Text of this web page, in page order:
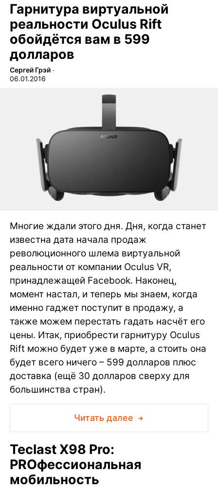
Гарнитура виртуальной
реальности Oculus Rift
обойдётся вам в 599
долларов
Сергей Грэй ∙
06.01.2016
Многие ждали этого дня. Дня, когда станет
известна дата начала продаж
революционного шлема виртуальной
реальности от компании Oculus VR,
принадлежащей Facebook. Наконец,
момент настал, и теперь мы знаем, когда
именно гаджет поступит в продажу, а
также можем перестать гадать насчёт его
цены. Итак, приобрести гарнитуру Oculus
Rift можно будет уже в марте, а стоить она
будет всего ничего – 599 долларов плюс
доставка (ещё 30 долларов сверху для
большинства стран).
Читать далее
Teclast X98 Pro:
PROфессиональная
мобильность